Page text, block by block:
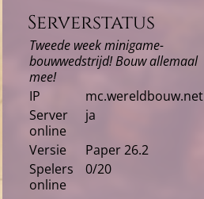
Serverstatus
Tweede week minigame-
bouwwedstrijd! Bouw allemaal
mee!
IP
mc.wereldbouw.net
Server
online
ja
Versie
Paper 26.2
Spelers
online
0/20